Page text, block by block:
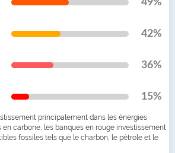
49%
42%
36%
15%
principalement dans les énergies
en carbone, les banques en rouge investissement
fossiles tels que le charbon, le pétrole et le